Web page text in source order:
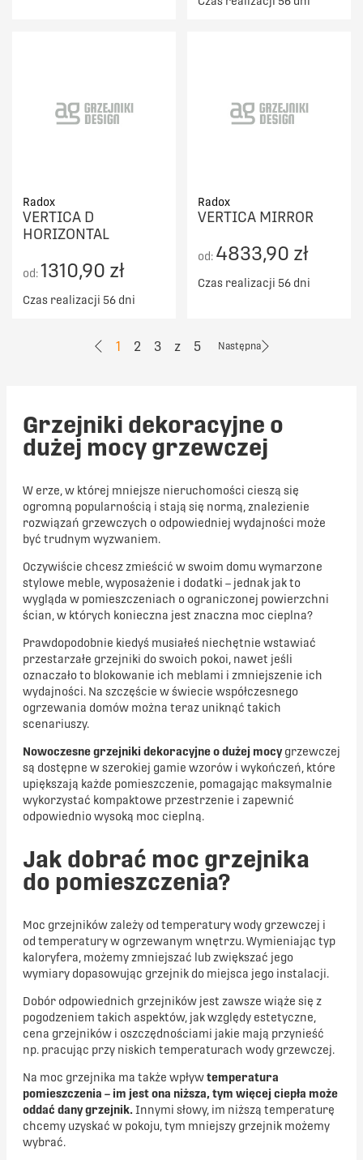
Radox
VERTICA D
HORIZONTAL
od:1310,90 zł
Czas realizacji 56 dni
Radox
VERTICA MIRROR
od: 4833,90 zł
Czas realizacji 56 dni
1 2 3 z 5 Następna
Grzejniki dekoracyjne o
dużej mocy grzewczej
W erze, w której mniejsze nieruchomości cieszą się
ogromną popularnością i stają się normą, znalezienie
rozwiązań grzewczych o odpowiedniej wydajności może
być trudnym wyzwaniem.
Oczywiście chcesz zmieścić w swoim domu wymarzone
stylowe meble, wyposażenie i dodatki – jednak jak to
wygląda w pomieszczeniach o ograniczonej powierzchni
ścian, w których konieczna jest znaczna moc cieplna?
Prawdopodobnie kiedyś musiałeś niechętnie wstawiać
przestarzałe grzejniki do swoich pokoi, nawet jeśli
oznaczało to blokowanie ich meblami i zmniejszenie ich
wydajności. Na szczęście w świecie współczesnego
ogrzewania domów można teraz uniknąć takich
scenariuszy.
Nowoczesne grzejniki dekoracyjne o dużej mocygrzewczej
są dostępne w szerokiej gamie wzorów i wykończeń, które
upiększają każde pomieszczenie, pomagając maksymalnie
wykorzystać kompaktowe przestrzenie i zapewnić
odpowiednio wysoką moc cieplną.
Jak dobrać moc grzejnika
do pomieszczenia?
Moc grzejników zależy od temperatury wody grzewczej i
od temperatury w ogrzewanym wnętrzu. Wymieniając typ
kaloryfera, możemy zmniejszać lub zwiększać jego
wymiary dopasowując grzejnik do miejsca jego instalacji.
Dobór odpowiednich grzejników jest zawsze wiąże się z
pogodzeniem takich aspektów, jak względy estetyczne,
cena grzejników i oszczędnościami jakie mają przynieść
np. pracując przy niskich temperaturach wody grzewczej.
Na moc grzejnika ma także wpływtemperatura
pomieszczenia – im jest ona niższa, tym więcej ciepła może
oddać dany grzejnik. Innymi słowy, im niższą temperaturę
chcemy uzyskać w pokoju, tym mniejszy grzejnik możemy
wybrać.